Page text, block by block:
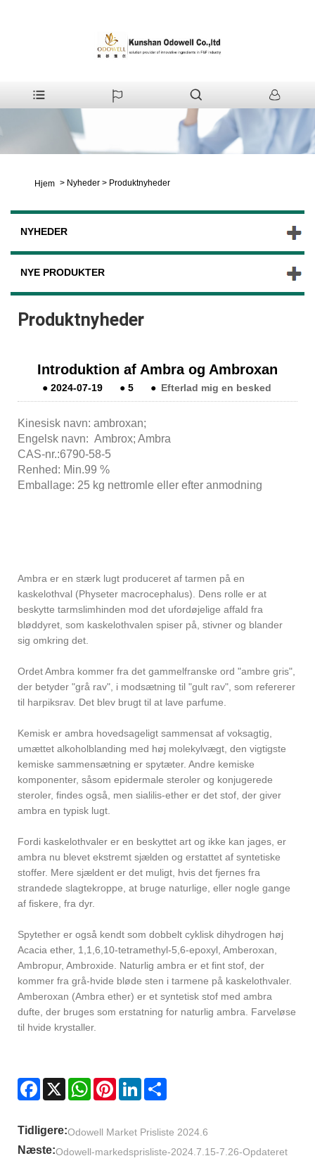
Hjem > Nyheder > Produktnyheder
NYHEDER
NYE PRODUKTER
Produktnyheder
Introduktion af Ambra og Ambroxan
● 2024-07-19 ● 5 ● Efterlad mig en besked
Kinesisk navn: ambroxan;
Engelsk navn: Ambrox; Ambra
CAS-nr.:6790-58-5
Renhed: Min.99 %
Emballage: 25 kg nettromle eller efter anmodning
Ambra er en stærk lugt produceret af tarmen på en
kaskelothval (Physeter macrocephalus). Dens rolle er at
beskytte tarmslimhinden mod det ufordøjelige affald fra
bløddyret, som kaskelothvalen spiser på, stivner og blander
sig omkring det.
Ordet Ambra kommer fra det gammelfranske ord "ambre gris",
der betyder "grå rav", i modsætning til "gult rav", som refererer
til harpiksrav. Det blev brugt til at lave parfume.
Kemisk er ambra hovedsageligt sammensat af voksagtig,
umættet alkoholblanding med høj molekylvægt, den vigtigste
kemiske sammensætning er spytæter. Andre kemiske
komponenter, såsom epidermale steroler og konjugerede
steroler, findes også, men sialilis-ether er det stof, der giver
ambra en typisk lugt.
Fordi kaskelothvaler er en beskyttet art og ikke kan jages, er
ambra nu blevet ekstremt sjælden og erstattet af syntetiske
stoffer. Mere sjældent er det muligt, hvis det fjernes fra
strandede slagtekroppe, at bruge naturlige, eller nogle gange
af fiskere, fra dyr.
Spytether er også kendt som dobbelt cyklisk dihydrogen høj
Acacia ether, 1,1,6,10-tetramethyl-5,6-epoxyl, Amberoxan,
Ambropur, Ambroxide. Naturlig ambra er et fint stof, der
kommer fra grå-hvide bløde sten i tarmene på kaskelothvaler.
Amberoxan (Ambra ether) er et syntetisk stof med ambra
dufte, der bruges som erstatning for naturlig ambra. Farveløse
til hvide krystaller.
Facebook
X WhatsAppPinterestLinkedIn
Tidligere:Odowell Market Prisliste 2024.6
Næste:Odowell-markedsprisliste-2024.7.15-7.26-Opdateret